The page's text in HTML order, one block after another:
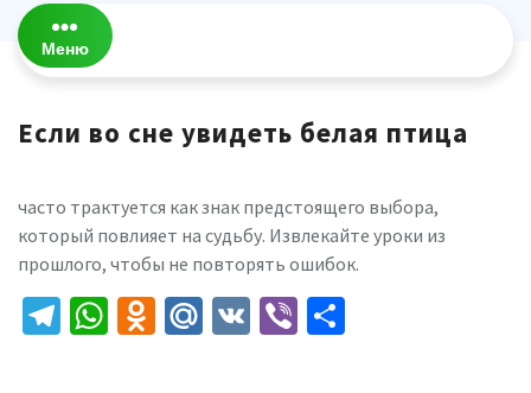
Меню
Если во сне увидеть белая птица
часто трактуется как знак предстоящего выбора,
который повлияет на судьбу. Извлекайте уроки из
прошлого, чтобы не повторять ошибок.
Telegram
WhatsApp
Odnoklassniki
Mail.Ru
VK Viber